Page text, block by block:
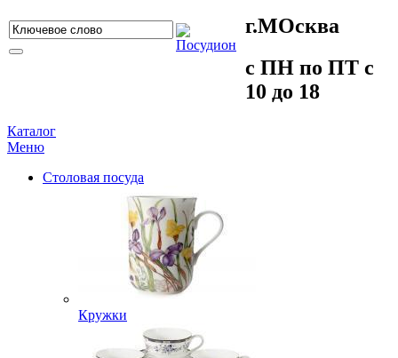
г.МOсква
c ПH пo ПT c
10 до 18
Каталог
Меню
Столовая посуда
Кружки